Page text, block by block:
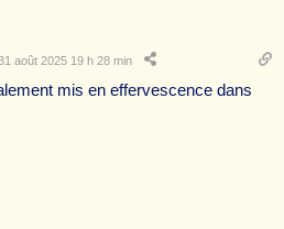
août 2025 19 h 28 min
mis en effervescence dans